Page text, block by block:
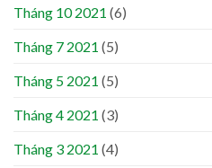
Tháng 10 2021 (6)
Tháng 7 2021 (5)
Tháng 5 2021 (5)
Tháng 4 2021 (3)
Tháng 3 2021 (4)